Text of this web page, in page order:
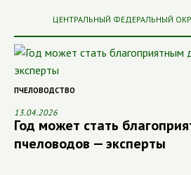
ЦЕНТРАЛЬНЫЙ ФЕДЕРАЛЬНЫЙ
ПЧЕЛОВОДСТВО
13.04.2026
Год может стать
пчеловодов — эксперты